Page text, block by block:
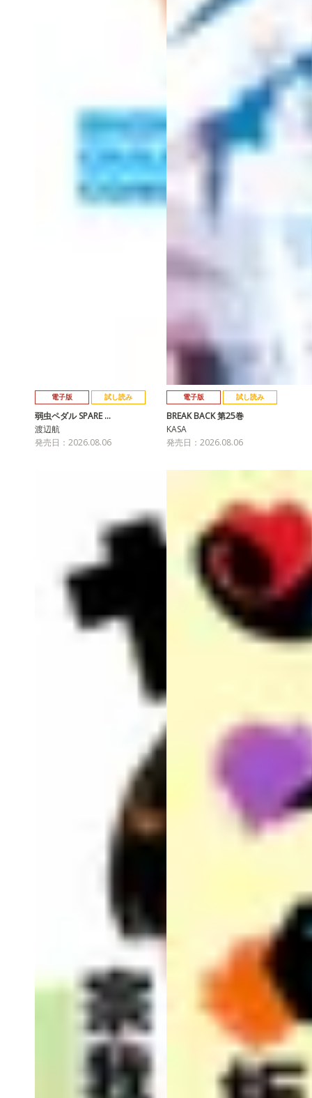
電子版 試し読み
弱虫ペダル SPARE …
渡辺航
発売日：2026.08.06
電子版 試し読み
BREAK BACK 第25巻
KASA
発売日：2026.08.06